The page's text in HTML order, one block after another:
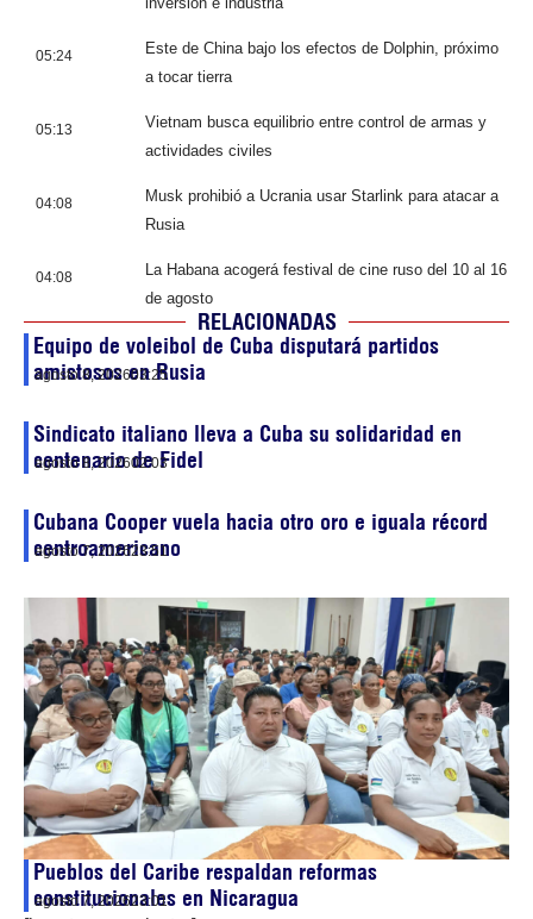
05:24
Este de China bajo los efectos de Dolphin, próximo
a tocar tierra
05:13
Vietnam busca equilibrio entre control de armas y
actividades civiles
04:08
Musk prohibió a Ucrania usar Starlink para atacar a
Rusia
04:08
La Habana acogerá festival de cine ruso del 10 al 16
de agosto
RELACIONADAS
Equipo de voleibol de Cuba disputará partidos
amistosos en Rusia
agosto 8, 202603:25
Sindicato italiano lleva a Cuba su solidaridad en
centenario de Fidel
agosto 8, 202602:03
Cubana Cooper vuela hacia otro oro e iguala récord
centroamericano
agosto 7, 202623:51
Pueblos del Caribe respaldan reformas
constitucionales en Nicaragua
agosto 7, 202623:01